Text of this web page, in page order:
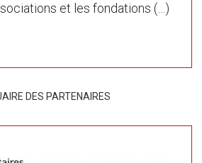
et les fondations (…)
DES PARTENAIRES